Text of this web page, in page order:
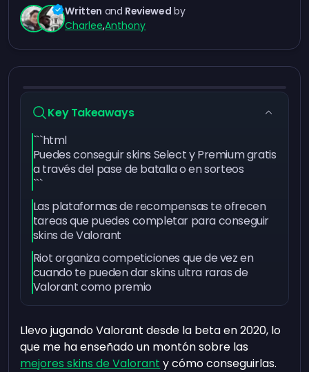
Written and Reviewed by
Charlee,Anthony
Key Takeaways
```html
Puedes conseguir skins Select y Premium gratis
a través del pase de batalla o en sorteos
```
Las plataformas de recompensas te ofrecen
tareas que puedes completar para conseguir
skins de Valorant
Riot organiza competiciones que de vez en
cuando te pueden dar skins ultra raras de
Valorant como premio
Llevo jugando Valorant desde la beta en 2020, lo
que me ha enseñado un montón sobre las
mejores skins de Valorant y cómo conseguirlas.